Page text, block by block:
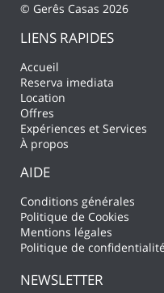
© Gerês Casas 2026
LIENS RAPIDES
Accueil
Reserva imediata
Location
Offres
Expériences et Services
À propos
AIDE
Conditions générales
Politique de Cookies
Mentions légales
Politique de confidentialité
NEWSLETTER